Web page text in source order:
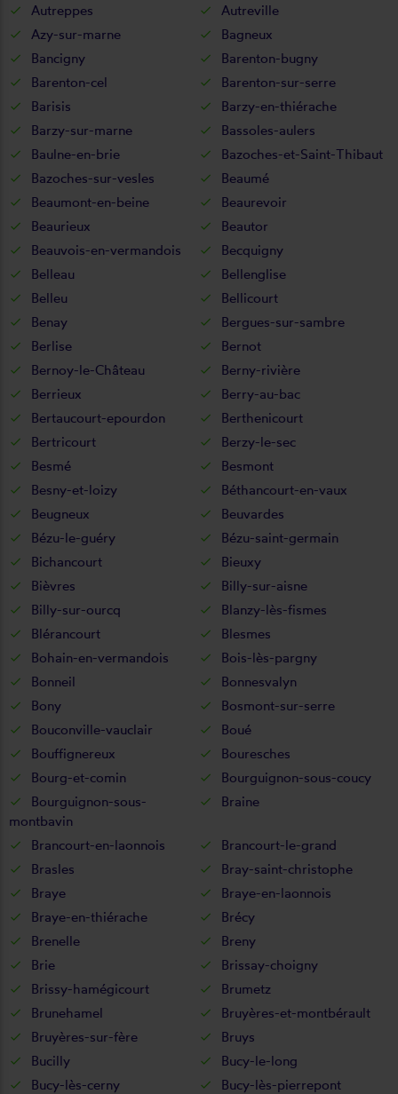
Autreppes
Autreville
Azy-sur-marne
Bagneux
Bancigny
Barenton-bugny
Barenton-cel
Barenton-sur-serre
Barisis
Barzy-en-thiérache
Barzy-sur-marne
Bassoles-aulers
Baulne-en-brie
Bazoches-et-Saint-Thibaut
Bazoches-sur-vesles
Beaumé
Beaumont-en-beine
Beaurevoir
Beaurieux
Beautor
Beauvois-en-vermandois
Becquigny
Belleau
Bellenglise
Belleu
Bellicourt
Benay
Bergues-sur-sambre
Berlise
Bernot
Bernoy-le-Château
Berny-rivière
Berrieux
Berry-au-bac
Bertaucourt-epourdon
Berthenicourt
Bertricourt
Berzy-le-sec
Besmé
Besmont
Besny-et-loizy
Béthancourt-en-vaux
Beugneux
Beuvardes
Bézu-le-guéry
Bézu-saint-germain
Bichancourt
Bieuxy
Bièvres
Billy-sur-aisne
Billy-sur-ourcq
Blanzy-lès-fismes
Blérancourt
Blesmes
Bohain-en-vermandois
Bois-lès-pargny
Bonneil
Bonnesvalyn
Bony
Bosmont-sur-serre
Bouconville-vauclair
Boué
Bouffignereux
Bouresches
Bourg-et-comin
Bourguignon-sous-coucy
Bourguignon-sous-
montbavin
Braine
Brancourt-en-laonnois
Brancourt-le-grand
Brasles
Bray-saint-christophe
Braye
Braye-en-laonnois
Braye-en-thiérache
Brécy
Brenelle
Breny
Brie
Brissay-choigny
Brissy-hamégicourt
Brumetz
Brunehamel
Bruyères-et-montbérault
Bruyères-sur-fère
Bruys
Bucilly
Bucy-le-long
Bucy-lès-cerny
Bucy-lès-pierrepont